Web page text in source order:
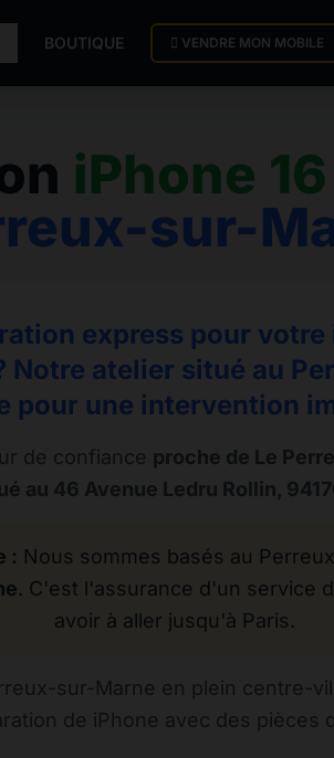
BOUTIQUE VENDRE MON MOBILE
iPhone
sur-
express pour votre
Notre atelier situé au
pour une intervention
de confiance proche de Le
au 46 Avenue Ledru Rollin,
: Nous sommes basés au
. C'est l'assurance d'un service
avoir à aller jusqu'à Paris.
sur-Marne en plein centre-
de iPhone avec des pièces